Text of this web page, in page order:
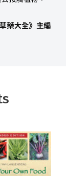
藥大全》主編